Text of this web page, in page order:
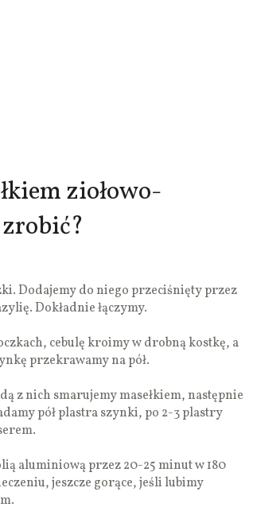
ziołowo-
Dodajemy do niego przeciśnięty przez
Dokładnie łączymy.
cebulę kroimy w drobną kostkę, a
przekrawamy na pół.
z nich smarujemy masełkiem, następnie
pół plastra szynki, po 2-3 plastry
aluminiową przez 20-25 minut w 180
jeszcze gorące, jeśli lubimy